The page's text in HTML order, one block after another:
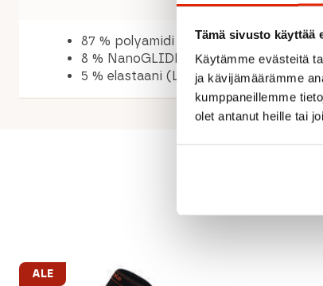
Tämä sivusto käyttää
Käytämme evästeitä
ja kävijämäärämme
kumppaneillemme
olet antanut heille tai
87 % polyamidi (PA)
8 % NanoGLIDE® kuitu
5 % elastaani (LYCRA®)
ALE